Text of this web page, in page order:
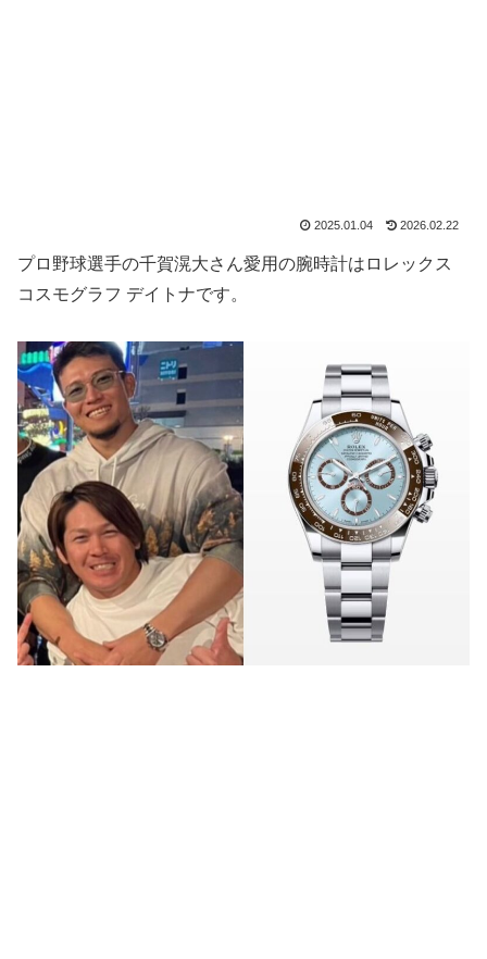
2025.01.04 2026.02.22
プロ野球選手の千賀滉大さん愛用の腕時計はロレックス
コスモグラフ デイトナです。